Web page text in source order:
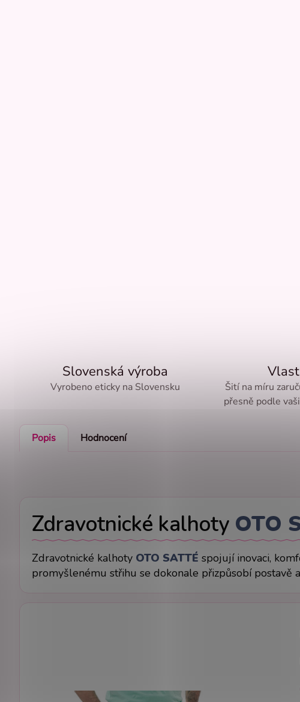
Slovenská výroba
Vyrobeno eticky na Slovensku
Šití na míru
přesně podle
Popis
Hodnocení
Zdravotnické kalhoty OTO
Zdravotnické kalhoty OTO SATTÉ spojují inovaci,
promyšlenému střihu se dokonale přizpůsobí postavě